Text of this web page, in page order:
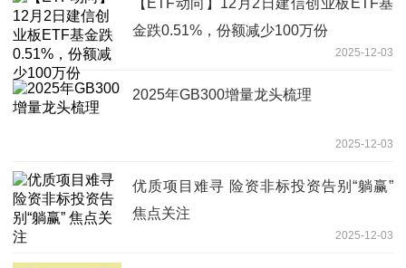
金跌0.51%，份额减少100万份
2025-12-03
2025年GB300增量龙头梳理
2025-12-03
优质项目难寻 险资非标投资告别“躺赢”
焦点关注
2025-12-03